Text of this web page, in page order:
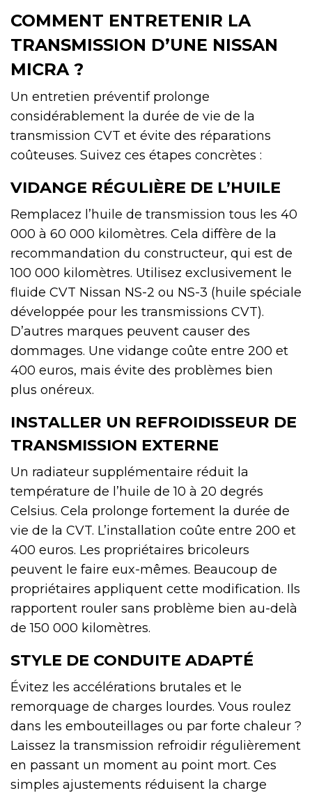
COMMENT ENTRETENIR LA
TRANSMISSION D’UNE NISSAN
MICRA ?
Un entretien préventif prolonge
considérablement la durée de vie de la
transmission CVT et évite des réparations
coûteuses. Suivez ces étapes concrètes :
VIDANGE RÉGULIÈRE DE L’HUILE
Remplacez l’huile de transmission tous les 40
000 à 60 000 kilomètres. Cela diffère de la
recommandation du constructeur, qui est de
100 000 kilomètres. Utilisez exclusivement le
fluide CVT Nissan NS-2 ou NS-3 (huile spéciale
développée pour les transmissions CVT).
D’autres marques peuvent causer des
dommages. Une vidange coûte entre 200 et
400 euros, mais évite des problèmes bien
plus onéreux.
INSTALLER UN REFROIDISSEUR DE
TRANSMISSION EXTERNE
Un radiateur supplémentaire réduit la
température de l’huile de 10 à 20 degrés
Celsius. Cela prolonge fortement la durée de
vie de la CVT. L’installation coûte entre 200 et
400 euros. Les propriétaires bricoleurs
peuvent le faire eux-mêmes. Beaucoup de
propriétaires appliquent cette modification. Ils
rapportent rouler sans problème bien au-delà
de 150 000 kilomètres.
STYLE DE CONDUITE ADAPTÉ
Évitez les accélérations brutales et le
remorquage de charges lourdes. Vous roulez
dans les embouteillages ou par forte chaleur ?
Laissez la transmission refroidir régulièrement
en passant un moment au point mort. Ces
simples ajustements réduisent la charge